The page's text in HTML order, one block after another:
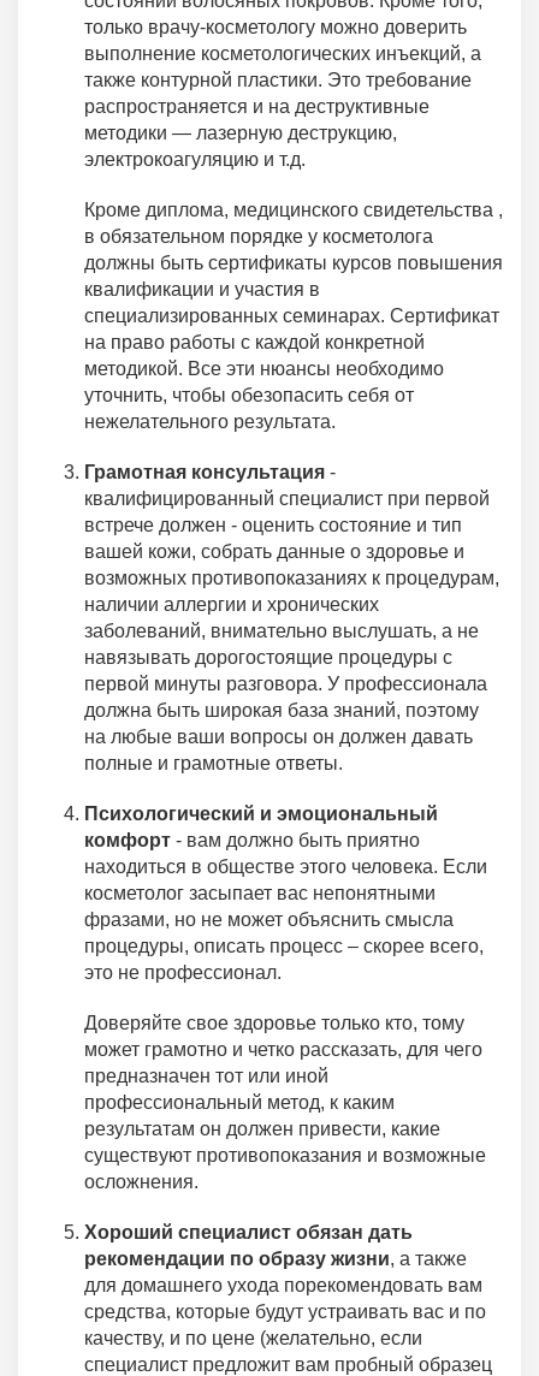
только врачу-косметологу можно доверить
выполнение косметологических инъекций, а
также контурной пластики. Это требование
распространяется и на деструктивные
методики — лазерную деструкцию,
электрокоагуляцию и т.д.
Кроме диплома, медицинского свидетельства ,
в обязательном порядке у косметолога
должны быть сертификаты курсов повышения
квалификации и участия в
специализированных семинарах. Сертификат
на право работы с каждой конкретной
методикой. Все эти нюансы необходимо
уточнить, чтобы обезопасить себя от
нежелательного результата.
Грамотная консультация -
квалифицированный специалист при первой
встрече должен - оценить состояние и тип
вашей кожи, собрать данные о здоровье и
возможных противопоказаниях к процедурам,
наличии аллергии и хронических
заболеваний, внимательно выслушать, а не
навязывать дорогостоящие процедуры с
первой минуты разговора. У профессионала
должна быть широкая база знаний, поэтому
на любые ваши вопросы он должен давать
полные и грамотные ответы.
Психологический и эмоциональный
комфорт - вам должно быть приятно
находиться в обществе этого человека. Если
косметолог засыпает вас непонятными
фразами, но не может объяснить смысла
процедуры, описать процесс – скорее всего,
это не профессионал.
Доверяйте свое здоровье только кто, тому
может грамотно и четко рассказать, для чего
предназначен тот или иной
профессиональный метод, к каким
результатам он должен привести, какие
существуют противопоказания и возможные
осложнения.
Хороший специалист обязан дать
рекомендации по образу жизни, а также
для домашнего ухода порекомендовать вам
средства, которые будут устраивать вас и по
качеству, и по цене (желательно, если
специалист предложит вам пробный образец